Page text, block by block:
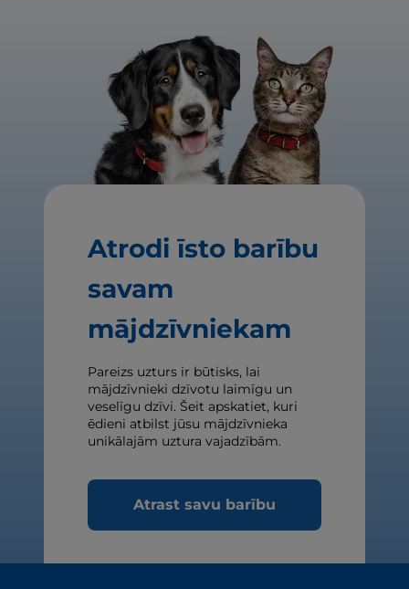
Atrodi īsto barību
savam
mājdzīvniekam
Pareizs uzturs ir būtisks, lai
mājdzīvnieki dzīvotu laimīgu un
veselīgu dzīvi. Šeit apskatiet, kuri
ēdieni atbilst jūsu mājdzīvnieka
unikālajām uztura vajadzībām.
Atrast savu barību